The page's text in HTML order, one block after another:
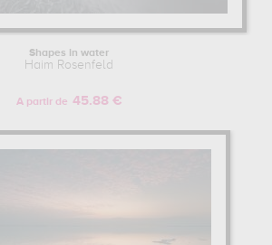
Shapes in water
Haim Rosenfeld
A partir de 45.88 €